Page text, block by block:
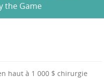
the Game
haut à 1 000 $ chirurgie